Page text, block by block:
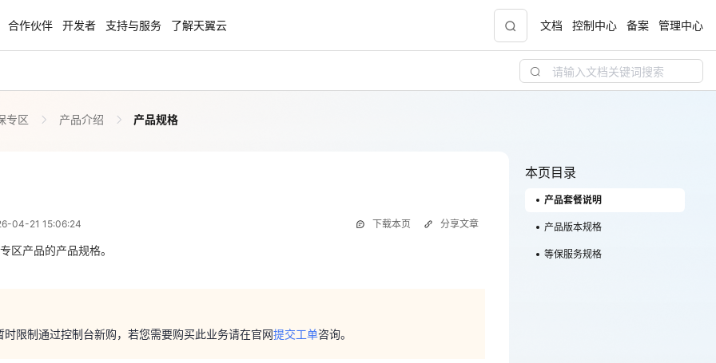
NEW 聚力AI赋能 天翼云大模型专项
案
出海，通达全球！
“一云多芯、一云多态”,国产化软件全面适配，
国家云助力中小企业腾飞，高额上云补贴重磅
惠，2核4G只要1.8折起！
合作伙伴 开发者 支持与服务 了解天翼云 文档 控制中心 备案 管理中心
专区 产品介绍 产品规格
04-21 15:06:24 下载本页
明
分享文章
区产品的产品规格。
时限制通过控制台新购，若您需要购买此业务请在官网提交工单咨询。
本页目录
产品套餐说明
产品版本规格
等保服务规格